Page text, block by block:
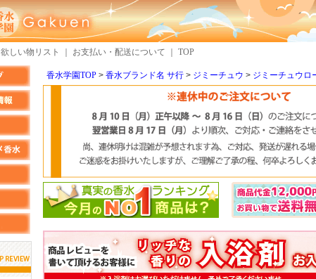
欲しい物リスト お支払い・配送について TOP
香水学園TOP 香水ブランド名 サ行 ジミーチュウ ジミーチュウロ